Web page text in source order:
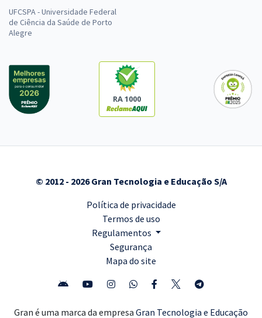
UFCSPA - Universidade Federal
de Ciência da Saúde de Porto
Alegre
RA 1000
© 2012 - 2026 Gran Tecnologia e Educação S/A
Política de privacidade
Termos de uso
Regulamentos
Segurança
Mapa do site
Gran é uma marca da empresa Gran Tecnologia e Educação